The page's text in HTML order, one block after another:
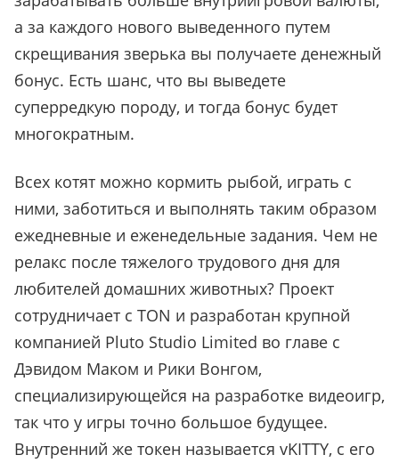
а за каждого нового выведенного путем
скрещивания зверька вы получаете денежный
бонус. Есть шанс, что вы выведете
суперредкую породу, и тогда бонус будет
многократным.
Всех котят можно кормить рыбой, играть с
ними, заботиться и выполнять таким образом
ежедневные и еженедельные задания. Чем не
релакс после тяжелого трудового дня для
любителей домашних животных? Проект
сотрудничает с TON и разработан крупной
компанией Pluto Studio Limited во главе с
Дэвидом Маком и Рики Вонгом,
специализирующейся на разработке видеоигр,
так что у игры точно большое будущее.
Внутренний же токен называется vKITTY, с его